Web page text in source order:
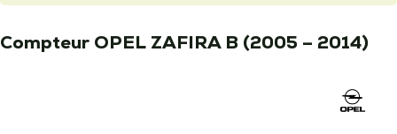
Compteur OPEL ZAFIRA B (2005 – 2014)